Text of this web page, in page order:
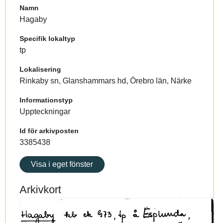
Namn
Hagaby
Specifik lokaltyp
tp
Lokalisering
Rinkaby sn, Glanshammars hd, Örebro län, Närke
Informationstyp
Uppteckningar
Id för arkivposten
3385438
Visa i eget fönster
Arkivkort